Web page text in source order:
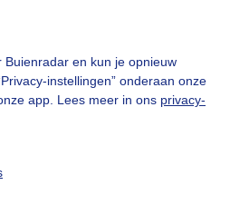
en kun je opnieuw
instellingen” onderaan onze
app. Lees meer in ons privacy-